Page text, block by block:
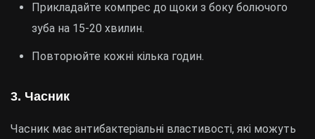
Прикладайте компрес до щоки з боку болючого
зуба на 15-20 хвилин.
Повторюйте кожні кілька годин.
3. Часник
Часник має антибактеріальні властивості, які можуть